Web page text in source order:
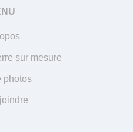
sur mesure
photos